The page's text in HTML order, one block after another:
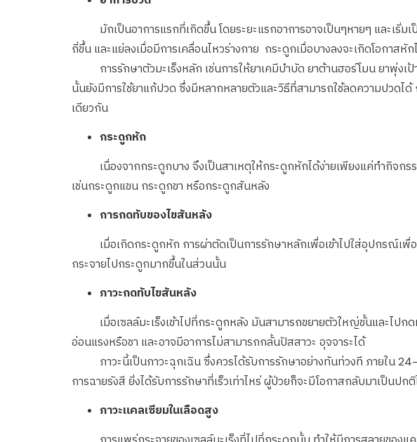
มักเป็นอาการแรกที่เกิดขึ้น โดยระยะแรกอาการอาจเป็นๆหายๆ และเริ่มเ
ถี่ขึ้น และแย่ลงเมื่อมีการเคลื่อนไหวร่างกาย กระดูกเมื่อบางลงจะเกิดโอกาส
การรักษาตัวมะเร็งหลัก เช่นการให้ยาเคมีบำบัด ยาต้านฮอร์โมน ยาพุ่งเป้
นั้นยังมีการใช้ยาแก้ปวด ซึ่งมีหลากหลายตัวและวิธีที่สามารถใช้ลดความปวด
เดียวกัน
กระดูกหัก
เนื่องจากกระดูกบาง จึงเป็นสาเหตุให้กระดูกหักได้ง่ายเพียงแค่ทำกิจกรร
เช่นกระดูกแขน กระดูกขา หรือกระดูกสันหลัง
การกดทับของไขสันหลัง
เมื่อเกิดกระดูกหัก การผ่าตัดเป็นการรักษาหลักเพื่อเข้าไปใส่อุปกรณ์เพื่อ
กระจายไปกระดูกมากขึ้นในส่วนนั้น
ภาวะกดทับไขสันหลัง
เมื่อเซลล์มะเร็งเข้าไปที่กระดูกหลัง มันสามารถขยายตัวใหญ่ขั้นและไปกด
อ่อนแรงหรือชา และอาจมีอาการไม่สามารถกลั้นปัสสาวะ อุจจาระได้
ภาวะนี้เป็นภาวะฉุกเฉิน ซึ่งควรได้รับการรักษาอย่างทันท่วงที ภายใน 24-
การฉายรังสี ยิ่งได้รับการรักษาที่เร็วเท่าไหร่ ผู้ป่วยก็จะมีโอกาสกลับมาเป็นปก
ภาวะแคลเซียมในเลือดสูง